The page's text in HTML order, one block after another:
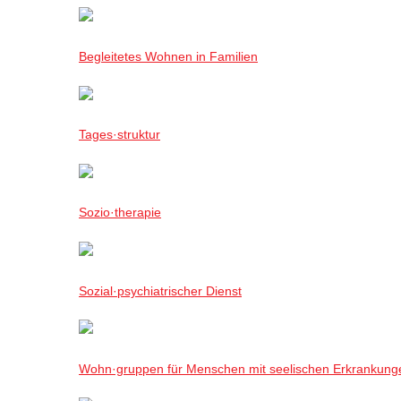
Begleitetes Wohnen in Familien
Tages·struktur
Sozio·therapie
Sozial·psychiatrischer Dienst
Wohn·gruppen für Menschen mit seelischen